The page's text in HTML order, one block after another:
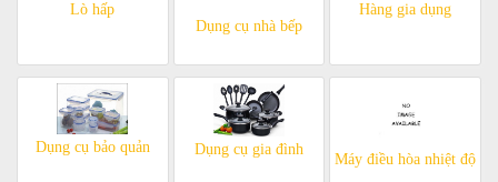
Lò hấp
Dụng cụ nhà bếp
Hàng gia dụng
Dụng cụ bảo quản Dụng cụ gia đình
Máy điều hòa nhiệt độ